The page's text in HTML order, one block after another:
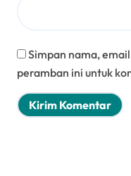
Simpan nama,
peramban ini untuk